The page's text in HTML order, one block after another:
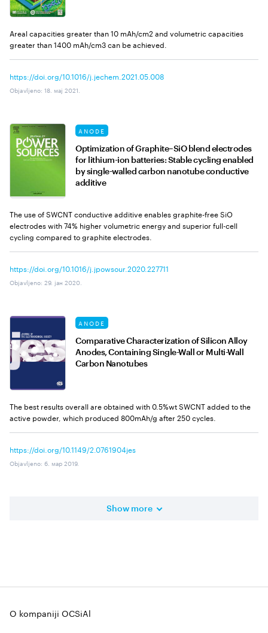
Areal capacities greater than 10 mAh/cm2 and volumetric capacities
greater than 1400 mAh/cm3 can be achieved.
https://doi.org/10.1016/j.jechem.2021.05.008
Objavljeno: 18. мај 2021.
ANODE
Optimization of Graphite–SiO blend electrodes
for lithium-ion batteries: Stable cycling enabled
by single-walled carbon nanotube conductive
additive
The use of SWCNT conductive additive enables graphite-free SiO
electrodes with 74% higher volumetric energy and superior full-cell
cycling compared to graphite electrodes.
https://doi.org/10.1016/j.jpowsour.2020.227711
Objavljeno: 29. јан 2020.
ANODE
Comparative Characterization of Silicon Alloy
Anodes, Containing Single-Wall or Multi-Wall
Carbon Nanotubes
The best results overall are obtained with 0.5%wt SWCNT added to the
active powder, which produced 800mAh/g after 250 cycles.
https://doi.org/10.1149/2.0761904jes
Objavljeno: 6. мар 2019.
Show more
O kompaniji OCSiAl